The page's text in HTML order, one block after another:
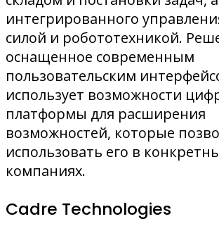
интегрированного
силой и робототехникой.
оснащенное современным
пользовательским
использует возможности
платформы для расширения
возможностей, которые
использовать его в
компаниях.
Cadre Technologies